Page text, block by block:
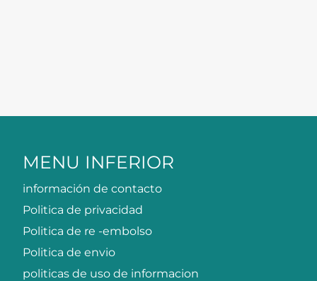
MENU INFERIOR
información de contacto
Politica de privacidad
Politica de re -embolso
Politica de envio
politicas de uso de informacion